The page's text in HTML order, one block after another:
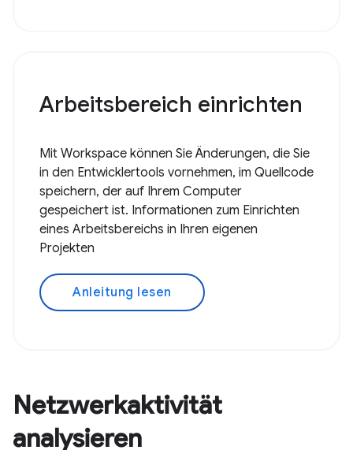
Arbeitsbereich einrichten
Mit Workspace können Sie Änderungen, die Sie
in den Entwicklertools vornehmen, im Quellcode
speichern, der auf Ihrem Computer
gespeichert ist. Informationen zum Einrichten
eines Arbeitsbereichs in Ihren eigenen
Projekten
Anleitung lesen
Netzwerkaktivität
analysieren